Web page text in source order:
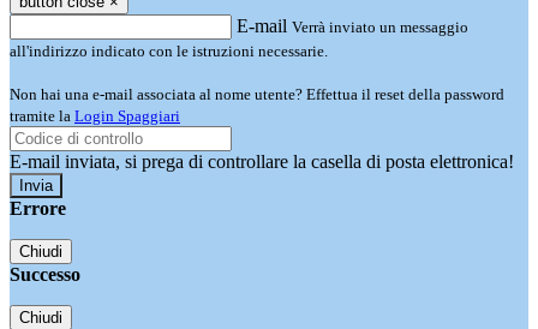
E-mail Verrà inviato un messaggio
all'indirizzo indicato con le istruzioni necessarie.
Non hai una e-mail associata al nome utente? Effettua il reset della password
tramite la Login Spaggiari
E-mail inviata, si prega di controllare la casella di posta elettronica!
Errore
Chiudi
Successo
Chiudi